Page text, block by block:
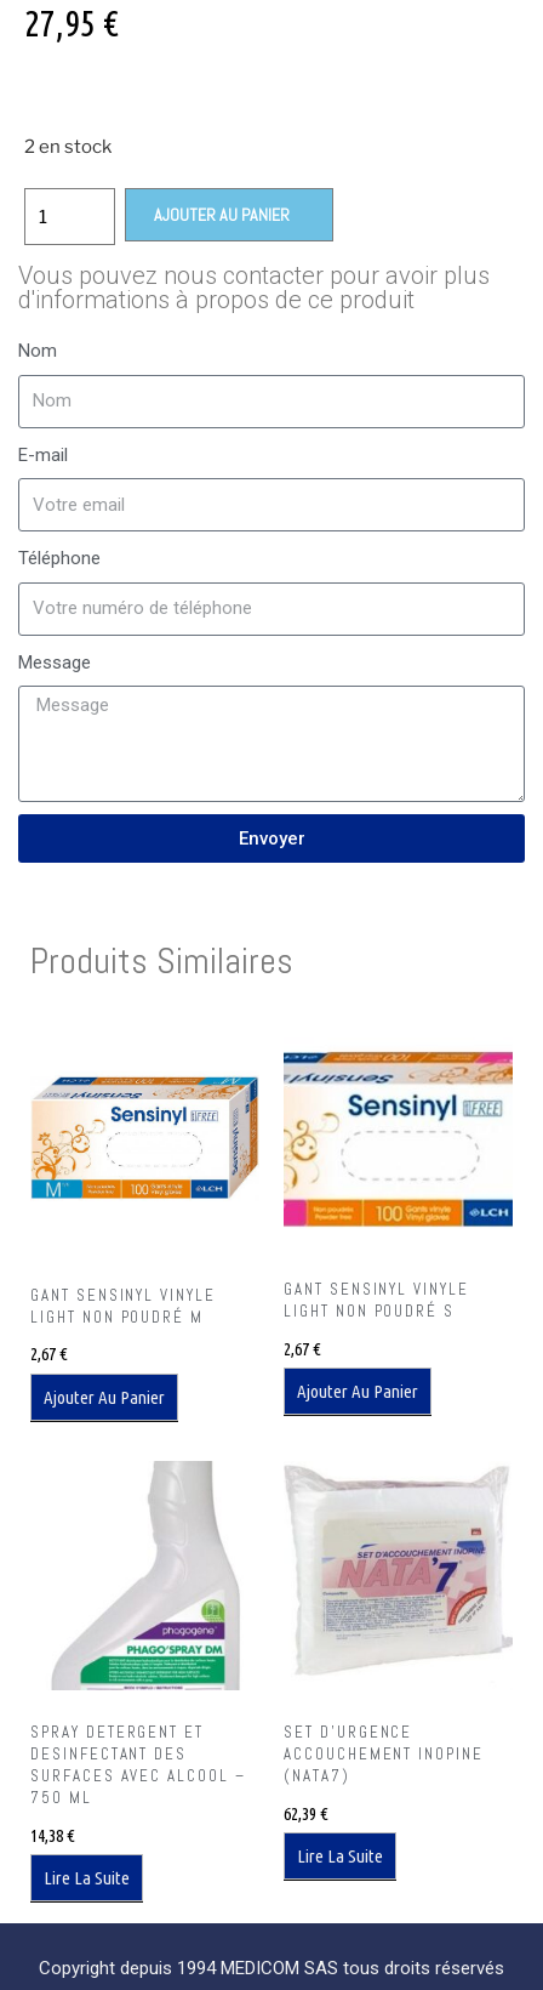
27,95 €
2 en stock
AJOUTER AU PANIER
Vous pouvez nous contacter pour avoir plus
d'informations à propos de ce produit
Nom
E-mail
Téléphone
Message
Envoyer
Produits Similaires
GANT SENSINYL VINYLE
LIGHT NON POUDRÉ M
2,67€
Ajouter Au Panier
GANT SENSINYL VINYLE
LIGHT NON POUDRÉ S
2,67€
Ajouter Au Panier
SPRAY DETERGENT ET
DESINFECTANT DES
SURFACES AVEC ALCOOL –
750 ML
14,38€
Lire La Suite
SET D’URGENCE
ACCOUCHEMENT INOPINE
(NATA7)
62,39 €
Lire La Suite
Copyright depuis 1994 MEDICOM SAS tous droits réservés